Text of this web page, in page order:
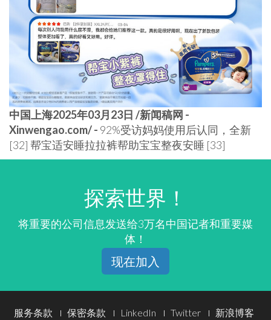
中国上海2025年03月23日 /新闻稿网 -
Xinwengao.com/ - 92%受访妈妈使用后认同，全新
[32] 帮宝适安睡拉拉裤帮助宝宝整夜安睡 [33]
探索世界！
将重要的公司信息发送给3万名中国记者和重要媒
体！
现在加入
Footer
服务条款 保密条款 LinkedIn Twitter 新浪博客